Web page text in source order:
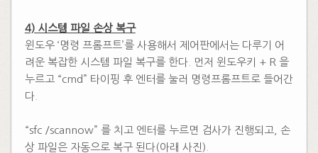
4) 시스템 파일 손상 복구
윈도우 ‘명령 프롬프트’를 사용해서 제어판에서는 다루기 어
려운 복잡한 시스템 파일 복구를 한다. 먼저 윈도우키 + R 을
누르고 “cmd” 타이핑 후 엔터를 눌러 명령프롬프트로 들어간
다.
“sfc /scannow” 를 치고 엔터를 누르면 검사가 진행되고, 손
상 파일은 자동으로 복구 된다(아래 사진).